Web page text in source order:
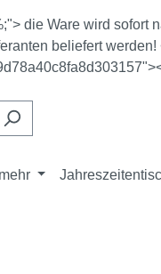
die Ware wird sofort
beliefert